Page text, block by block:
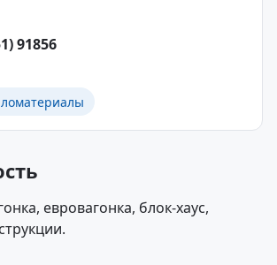
91856
евровагонка, блок-хаус,